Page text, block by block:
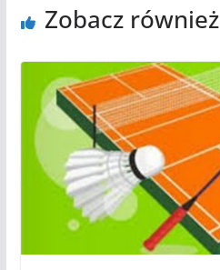
Zobacz również